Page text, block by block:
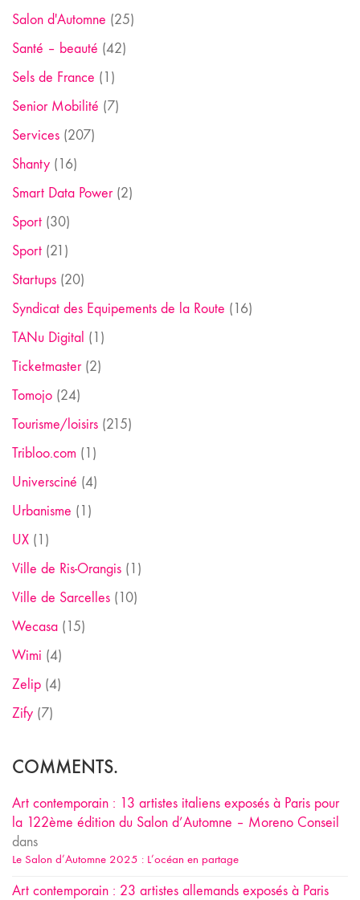
Salon d'Automne (25)
Santé – beauté (42)
Sels de France (1)
Senior Mobilité (7)
Services (207)
Shanty (16)
Smart Data Power(2)
Sport (30)
Sport (21)
Startups (20)
Syndicat des Equipements de la Route (16)
TANu Digital (1)
Ticketmaster(2)
Tomojo (24)
Tourisme/loisirs (215)
Tribloo.com (1)
Universciné (4)
Urbanisme (1)
UX (1)
Ville de Ris-Orangis (1)
Ville de Sarcelles (10)
Wecasa (15)
Wimi (4)
Zelip (4)
Zify (7)
COMMENTS.
Art contemporain : 13 artistes italiens exposés à Paris pour
la 122ème édition du Salon d’Automne – Moreno Conseil
dans
Le Salon d’Automne 2025 : L’océan en partage
Art contemporain : 23 artistes allemands exposés à Paris